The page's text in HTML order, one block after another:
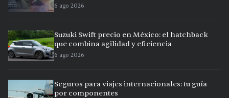
6 ago 2026
Suzuki Swift precio en México: el hatchback
que combina agilidad y eficiencia
6 ago 2026
Seguros para viajes internacionales: tu guía
por componentes